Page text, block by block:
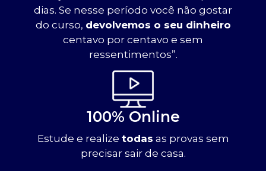
dias. Se nesse período você não gostar
do curso, devolvemos o seu dinheiro
centavo por centavo e sem
ressentimentos”.
100% Online
Estude e realize todas as provas sem
precisar sair de casa.